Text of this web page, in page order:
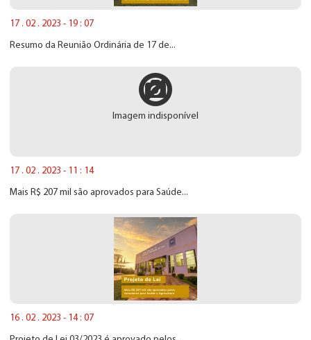
17 . 02 . 2023 - 19 : 07
Resumo da Reunião Ordinária de 17 de...
Imagem indisponível
17 . 02 . 2023 - 11 : 14
Mais R$ 207 mil são aprovados para Saúde...
16 . 02 . 2023 - 14 : 07